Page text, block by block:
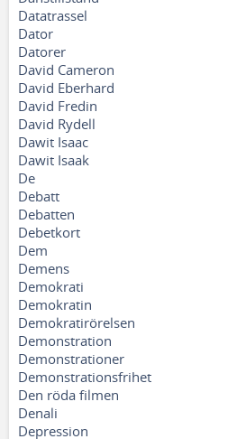
Datatrassel
Dator
Datorer
David Cameron
David Eberhard
David Fredin
David Rydell
Dawit Isaac
Dawit Isaak
De
Debatt
Debatten
Debetkort
Dem
Demens
Demokrati
Demokratin
Demokratirörelsen
Demonstration
Demonstrationer
Demonstrationsfrihet
Den röda filmen
Denali
Depression